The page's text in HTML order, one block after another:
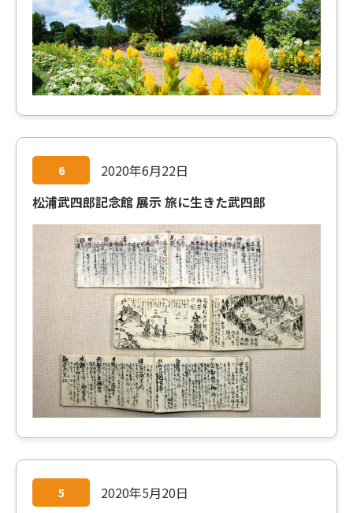
6
2020年6月22日
松浦武四郎記念館 展示 旅に生きた武四郎
5
2020年5月20日